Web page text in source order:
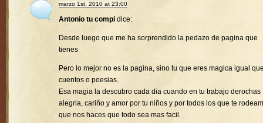
marzo 1st, 2010 at 23:00
Antonio tu compi dice:
Desde luego que me ha sorprendido la pedazo de pagina que
tienes
Pero lo mejor no es la pagina, sino tu que eres magica igual
cuentos o poesias.
Esa magia la descubro cada dia cuando en tu trabajo derochas
alegria, cariño y amor por tu niños y por todos los que te
que nos haces que todo sea mas facil.